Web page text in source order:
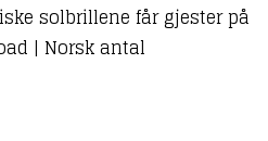
solbrillene får gjester på
| Norsk antal